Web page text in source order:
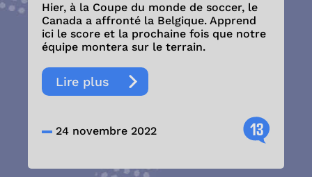
Hier, à la Coupe du monde de soccer, le
Canada a affronté la Belgique. Apprend
ici le score et la prochaine fois que notre
équipe montera sur le terrain.
Lire plus
24 novembre 2022 13